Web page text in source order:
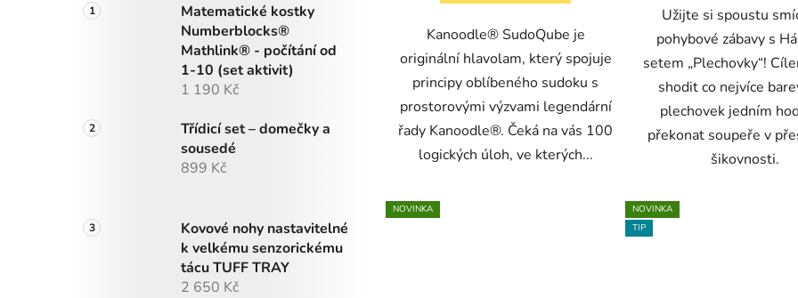
Matematické kostky
Numberblocks®
Mathlink® - počítání od
1-10 (set aktivit)
1 190 Kč
Třídicí set – domečky a
sousedé
899 Kč
Kovové nohy nastavitelné
k velkému senzorickému
tácu TUFF TRAY
2 650 Kč
Kanoodle® SudoQube je
originální hlavolam, který spojuje
principy oblíbeného sudoku s
prostorovými výzvami legendární
řady Kanoodle®. Čeká na vás 100
logických úloh, ve kterých...
Užijte si spoustu
pohybové zábavy s
setem „Plechovky“!
shodit co nejvíce
plechovek jedním
překonat soupeře v
šikovnosti.
NOVINKA
NOVINKA
TIP